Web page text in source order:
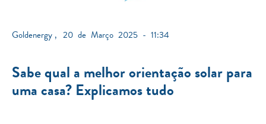
Goldenergy 20 de Março 2025 - 11:34
Sabe qual a melhor orientação solar para
uma casa? Explicamos tudo